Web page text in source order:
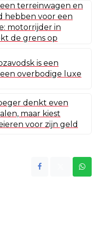
terreinwagen en
hebben voor een
motorrijder in
de grens op
is een
overbodige luxe
denkt even
maar kiest
voor zijn geld